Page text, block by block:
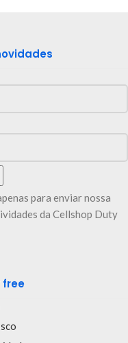
para enviar nossa
da Cellshop Duty